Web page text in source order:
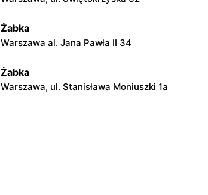
Żabka
Warszawa al. Jana Pawła II 34
Żabka
Warszawa, ul. Stanisława Moniuszki 1a